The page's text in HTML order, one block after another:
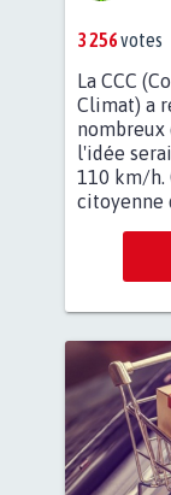
3 256votes
La CCC
Climat) a
nombreux
l'idée
110 km/h.
citoyenne